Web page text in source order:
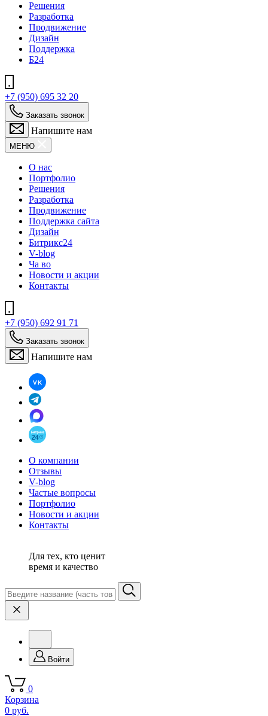
Решения
Разработка
Продвижение
Дизайн
Поддержка
Б24
+7 (950) 695 32 20
Заказать звонок
Напишите нам
МЕНЮ
О нас
Портфолио
Решения
Разработка
Продвижение
Поддержка сайта
Дизайн
Битрикс24
V-blog
Ча во
Новости и акции
Контакты
+7 (950) 692 91 71
Заказать звонок
Напишите нам
О компании
Отзывы
V-blog
Частые вопросы
Портфолио
Новости и акции
Контакты
Для тех, кто ценит
время и качество
Войти
0
Корзина
0 руб.